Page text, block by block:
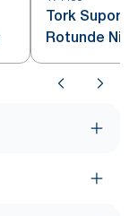
Tork
Rotunde